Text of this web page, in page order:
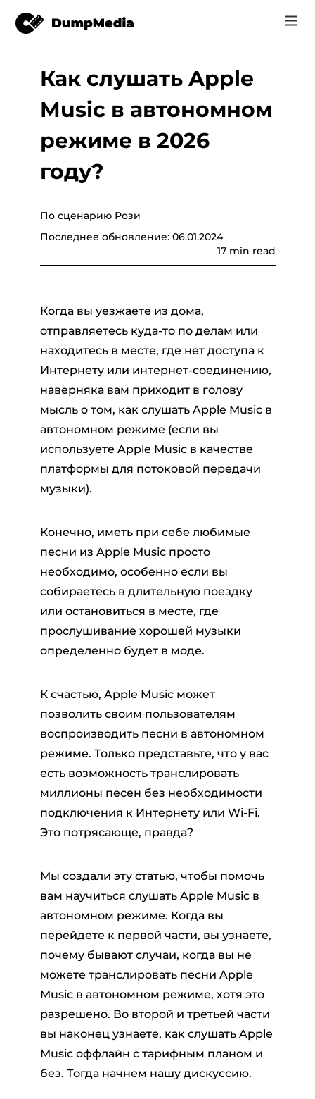
Music
Pandora
SoundCloud
Видео
Интернет инструменты
Spotify в mp3
Музыка YouTube MP3
Суно, чтобы MP3
Магазин
Поддержка
Вход
Регистрация
Как слушать Apple
Music в автономном
режиме в 2026
году?
По сценарию Рози
Последнее обновление: 06.01.2024
17 min read
Когда вы уезжаете из дома,
отправляетесь куда-то по делам или
находитесь в месте, где нет доступа к
Интернету или интернет-соединению,
наверняка вам приходит в голову
мысль о том, как слушать Apple Music в
автономном режиме (если вы
используете Apple Music в качестве
платформы для потоковой передачи
музыки).
Конечно, иметь при себе любимые
песни из Apple Music просто
необходимо, особенно если вы
собираетесь в длительную поездку
или остановиться в месте, где
прослушивание хорошей музыки
определенно будет в моде.
К счастью, Apple Music может
позволить своим пользователям
воспроизводить песни в автономном
режиме. Только представьте, что у вас
есть возможность транслировать
миллионы песен без необходимости
подключения к Интернету или Wi-Fi.
Это потрясающе, правда?
Мы создали эту статью, чтобы помочь
вам научиться слушать Apple Music в
автономном режиме. Когда вы
перейдете к первой части, вы узнаете,
почему бывают случаи, когда вы не
можете транслировать песни Apple
Music в автономном режиме, хотя это
разрешено. Во второй и третьей части
вы наконец узнаете, как слушать Apple
Music оффлайн с тарифным планом и
без. Тогда начнем нашу дискуссию.